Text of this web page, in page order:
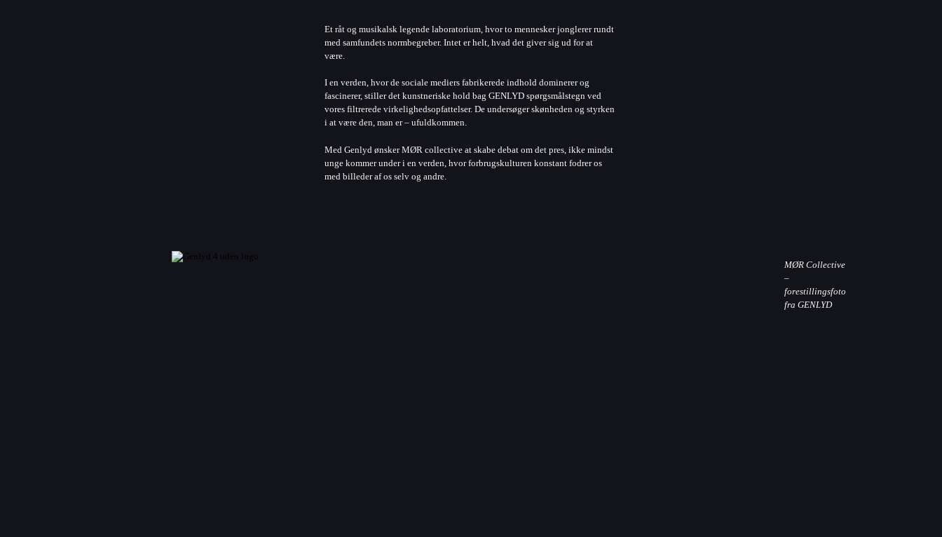
Et råt og musikalsk legende laboratorium, hvor to mennesker jonglerer rundt
med samfundets normbegreber. Intet er helt, hvad det giver sig ud for at
være.
I en verden, hvor de sociale mediers fabrikerede indhold dominerer og
fascinerer, stiller det kunstneriske hold bag GENLYD spørgsmålstegn ved
vores filtrerede virkelighedsopfattelser. De undersøger skønheden og styrken
i at være den, man er – ufuldkommen.
Med Genlyd ønsker MØR collective at skabe debat om det pres, ikke mindst
unge kommer under i en verden, hvor forbrugskulturen konstant fodrer os
med billeder af os selv og andre.
MØR Collective
–
forestillingsfoto
fra GENLYD